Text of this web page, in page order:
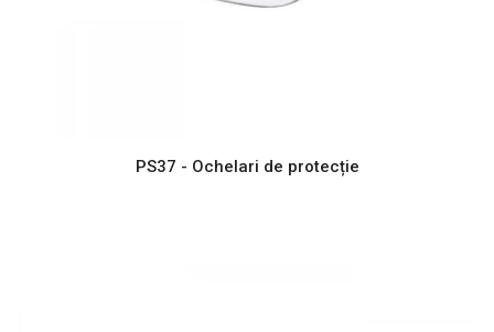
PS37 - Ochelari de protecție